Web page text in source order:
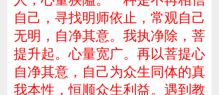
自己，寻找明师依止，常观自己
无明，自净其意。我执净除，菩
提升起。心量宽广。再以菩提心
自净其意，自己为众生同体的真
我本性，恒顺众生利益。遇到教